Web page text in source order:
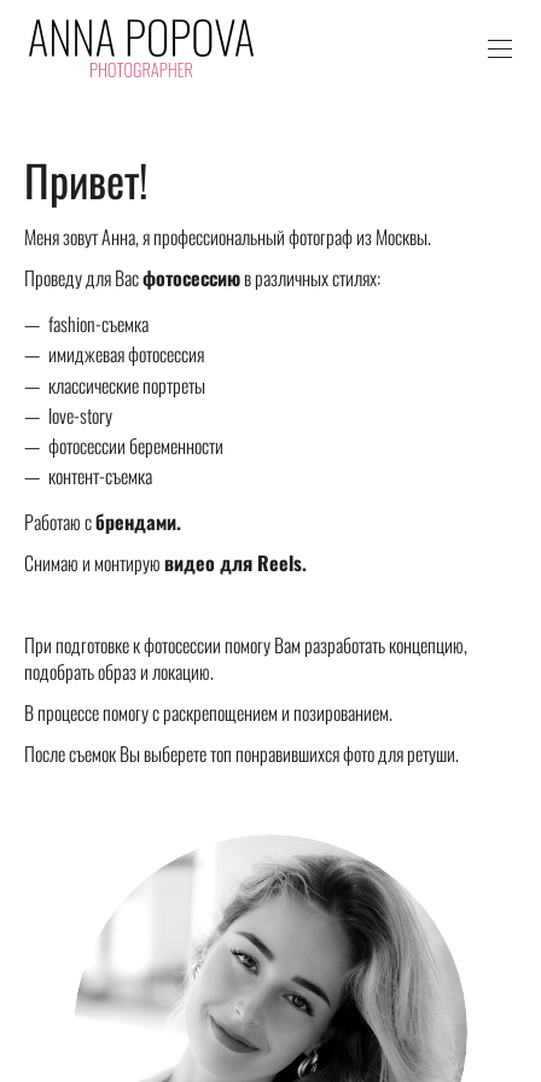
Привет!
Меня зовут Анна, я профессиональный фотограф из Москвы.
Проведу для Васфотосессиюв различных стилях:
fashion-съемка
имиджевая фотосессия
классические портреты
love-story
фотосессии беременности
контент-съемка
Работаю сбрендами.
Снимаю и монтируювидео для Reels.
При подготовке к фотосессии помогу Вам разработать концепцию,
подобрать образ и локацию.
В процессе помогу с раскрепощением и позированием.
После съемок Вы выберете топ понравившихся фото для ретуши.